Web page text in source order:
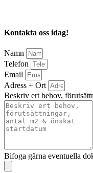
Kontakta oss idag!
Namn
Telefon
Email
Adress + Ort
Beskriv ert behov,
Bifoga gärna eventuella